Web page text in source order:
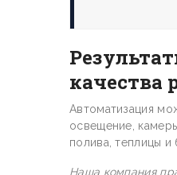
качества
Автоматизация
освещение,
полива, теплицы и
Наша компания